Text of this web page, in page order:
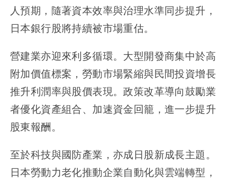
人預期，隨著資本效率與治理水準同步提升，
日本銀行股將持續被市場重估。
營建業亦迎來利多循環。大型開發商集中於高
附加價值標案，勞動市場緊縮與民間投資增長
推升利潤率與股價表現。政策改革導向鼓勵業
者優化資產組合、加速資金回籠，進一步提升
股東報酬。
至於科技與國防產業，亦成日股新成長主題。
日本勞動力老化推動企業自動化與雲端轉型，